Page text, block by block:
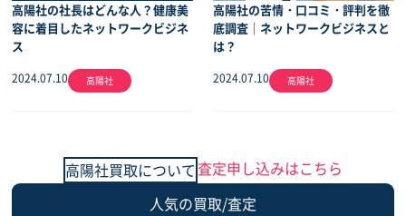
高陽社の社長はどんな人？健康美
容に着目したネットワークビジネ
ス
2024.07.10 高陽社
高陽社の苦情・口コミ・評判を徹
底調査｜ネットワークビジネスと
は？
2024.07.10 高陽社
高陽社買取について査定申し込みはこちら
人気の買取/査定